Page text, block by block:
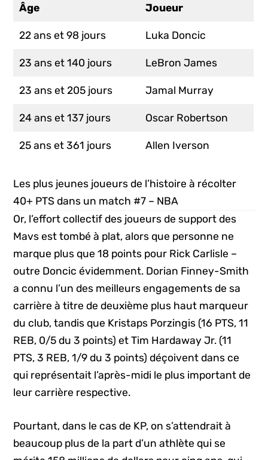
Âge Joueur
22 ans et 98 jours Luka Doncic
23 ans et 140 jours LeBron James
23 ans et 205 jours Jamal Murray
24 ans et 137 jours Oscar Robertson
25 ans et 361 jours Allen Iverson
Les plus jeunes joueurs de l’histoire à récolter
40+ PTS dans un match #7 – NBA
Or, l’effort collectif des joueurs de support des
Mavs est tombé à plat, alors que personne ne
marque plus que 18 points pour Rick Carlisle –
outre Doncic évidemment. Dorian Finney-Smith
a connu l’un des meilleurs engagements de sa
carrière à titre de deuxième plus haut marqueur
du club, tandis que Kristaps Porzingis (16 PTS, 11
REB, 0/5 du 3 points) et Tim Hardaway Jr. (11
PTS, 3 REB, 1/9 du 3 points) déçoivent dans ce
qui représentait l’après-midi le plus important de
leur carrière respective.
Pourtant, dans le cas de KP, on s’attendrait à
beaucoup plus de la part d’un athlète qui se